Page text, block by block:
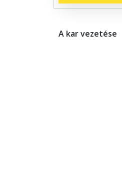
A kar vezetése